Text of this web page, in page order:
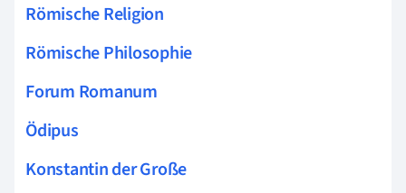
Römische Religion
Römische Philosophie
Forum Romanum
Ödipus
Konstantin der Große